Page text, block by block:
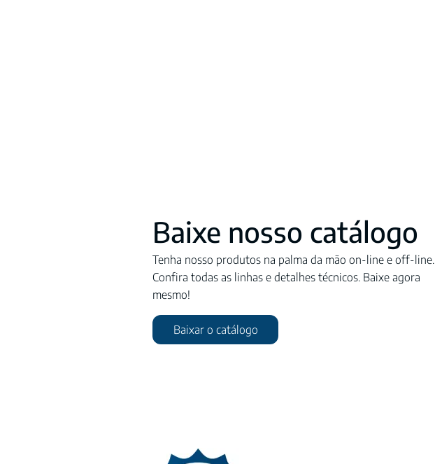
Baixe nosso catálogo
Tenha nosso produtos na palma da mão on-line e off-line.
Confira todas as linhas e detalhes técnicos. Baixe agora
mesmo!
Baixar o catálogo